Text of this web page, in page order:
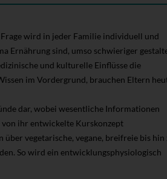
Frage wird in jeder Familie individuell und
Ernährung sind, umso schwieriger
und kulturelle Einflüsse die
im Vordergrund, brauchen Eltern
dar, wobei wesentliche Informationen
ihr entwickelte Kurskonzept
vegetarische, vegane, breifreie bis hin
So wird ein entwicklungsphysiologisch